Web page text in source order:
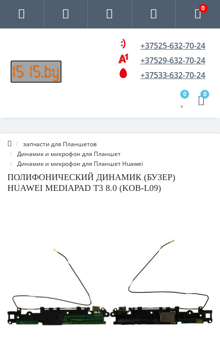
0
+37525-632-70-24
+37529-632-70-24
+37533-632-70-24
0 0
запчасти для Планшетов
Динамик и микрофон для Планшет
Динамик и микрофон для Планшет Huawei
ПОЛИФОНИЧЕСКИЙ ДИНАМИК (БУЗЕР)
HUAWEI MEDIAPAD T3 8.0 (KOB-L09)